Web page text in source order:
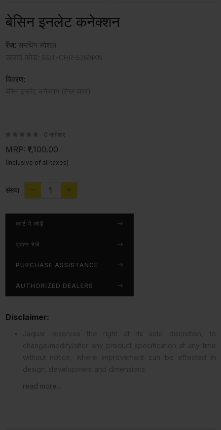
बेसिन इनलेट कनेक्शन
रेंज: समथिंग स्पेशल
विवरण:
0 समीक्षाएं
MRP: ₹1,100.00
(Inclusive of all taxes)
संख्या
कार्ट में जोड़ें
प्रश्न भेजें
PURCHASE ASSISTANCE
AUTHORIZED DEALERS
Disclaimer:
read more...